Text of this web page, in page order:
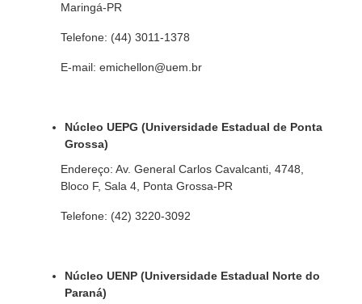
Maringá-PR
Telefone: (44) 3011-1378
E-mail: emichellon@uem.br
Núcleo UEPG (Universidade Estadual de Ponta
Grossa)
Endereço: Av. General Carlos Cavalcanti, 4748,
Bloco F, Sala 4, Ponta Grossa-PR
Telefone: (42) 3220-3092
Núcleo UENP (Universidade Estadual Norte do
Paraná)